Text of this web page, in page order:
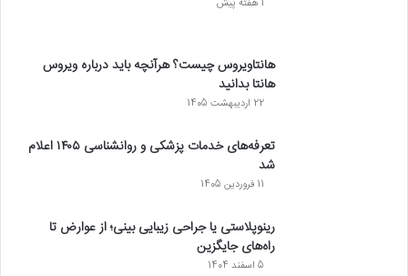
1 هفته پیش
هانتاویروس چیست؟ هرآنچه باید درباره ویروس
هانتا بدانید
22 اردیبهشت 1405
تعرفه‌های خدمات پزشکی و روانشناسی ۱۴۰۵ اعلام
شد
11 فروردین 1405
رینوپلاستی یا جراحی زیبایی بینی؛ از عوارض تا
راه‌های جایگزین
5 اسفند 1404